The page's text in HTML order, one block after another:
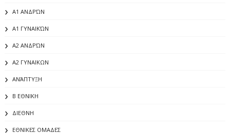
Α1 ΑΝΔΡΏΝ
Α1 ΓΥΝΑΙΚΏΝ
Α2 ΑΝΔΡΏΝ
Α2 ΓΥΝΑΙΚΩΝ
ΑΝΆΠΤΥΞΗ
Β ΕΘΝΙΚΗ
ΔΙΕΘΝΗ
ΕΘΝΙΚΕΣ ΟΜΑΔΕΣ